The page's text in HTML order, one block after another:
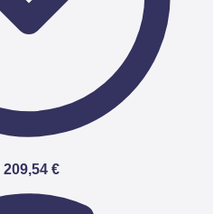
209,54 €